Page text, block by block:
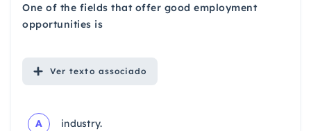
One of the fields that offer good employment
opportunities is
Ver texto associado
A industry.